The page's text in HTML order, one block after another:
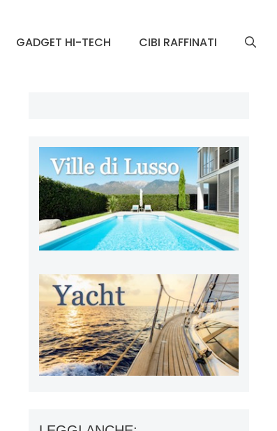
GADGET HI-TECH CIBI RAFFINATI